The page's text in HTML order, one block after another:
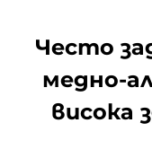
Често
медно-
висока